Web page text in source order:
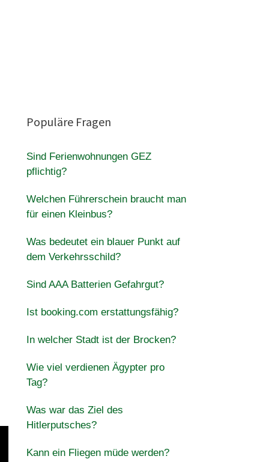
Populäre Fragen
Sind Ferienwohnungen GEZ
pflichtig?
Welchen Führerschein braucht man
für einen Kleinbus?
Was bedeutet ein blauer Punkt auf
dem Verkehrsschild?
Sind AAA Batterien Gefahrgut?
Ist booking.com erstattungsfähig?
In welcher Stadt ist der Brocken?
Wie viel verdienen Ägypter pro
Tag?
Was war das Ziel des
Hitlerputsches?
Kann ein Fliegen müde werden?